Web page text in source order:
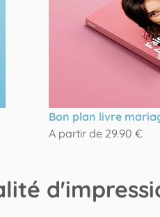
Bon plan livre
A partir de 29.90 €